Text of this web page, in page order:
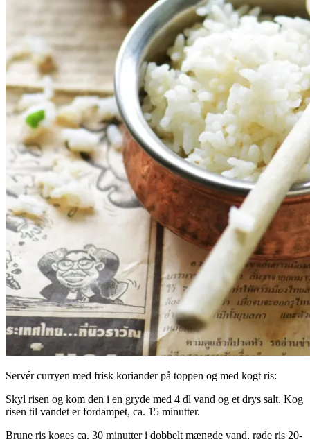
Servér curryen med frisk koriander på toppen og med kogt ris:
Skyl risen og kom den i en gryde med 4 dl vand og et drys salt. Kog
risen til vandet er fordampet, ca. 15 minutter.
Brune ris koges ca. 30 minutter i dobbelt mængde vand, røde ris 20-